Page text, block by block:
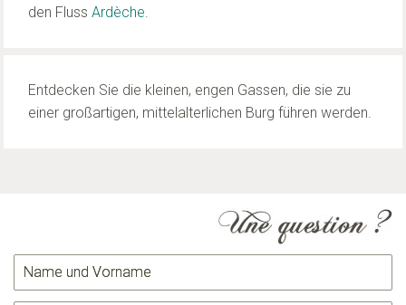
den Fluss Ardèche.
Entdecken Sie die kleinen, engen Gassen, die sie zu
einer großartigen, mittelalterlichen Burg führen werden.